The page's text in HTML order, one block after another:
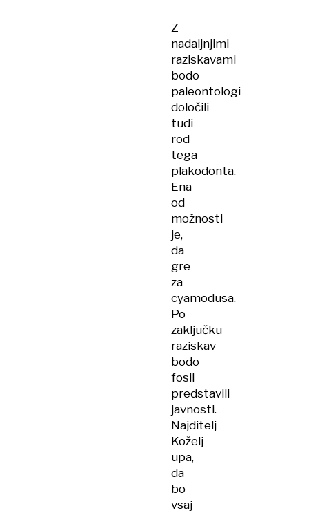
Z
nadaljnjimi
raziskavami
bodo
paleontologi
določili
tudi
rod
tega
plakodonta.
Ena
od
možnosti
je,
da
gre
za
cyamodusa.
Po
zaključku
raziskav
bodo
fosil
predstavili
javnosti.
Najditelj
Koželj
upa,
da
bo
vsaj